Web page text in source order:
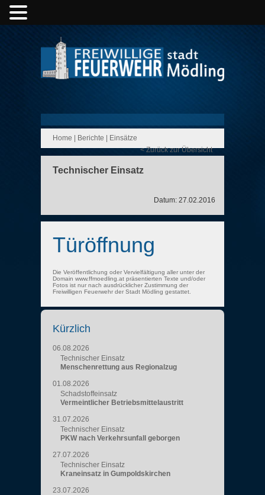
Home Berichte
Einsätze
< Zurück zur Übersicht
Technischer Einsatz
Datum: 27.02.2016
Türöffnung
Die Veröffentlichung oder Vervielfältigung aller unter der
Domain www.ffmoedling.at präsentierten Texte und/oder
Fotos ist nur nach ausdrücklicher Zustimmung der
Freiwilligen Feuerwehr der Stadt Mödling gestattet.
Kürzlich
06.08.2026
Technischer Einsatz
Menschenrettung aus Regionalzug
01.08.2026
Schadstoffeinsatz
Vermeintlicher Betriebsmittelaustritt
31.07.2026
Technischer Einsatz
PKW nach Verkehrsunfall geborgen
27.07.2026
Technischer Einsatz
Kraneinsatz in Gumpoldskirchen
23.07.2026